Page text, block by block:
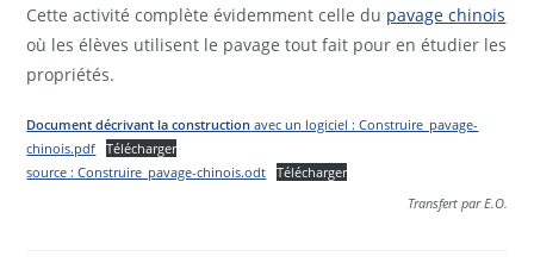
Cette activité complète évidemment celle du pavage chinois
où les élèves utilisent le pavage tout fait pour en étudier les
propriétés.
Document décrivant la construction avec un logiciel : Construire_pavage-
chinois.pdf Télécharger
source : Construire_pavage-chinois.odt Télécharger
Transfert par E.O.